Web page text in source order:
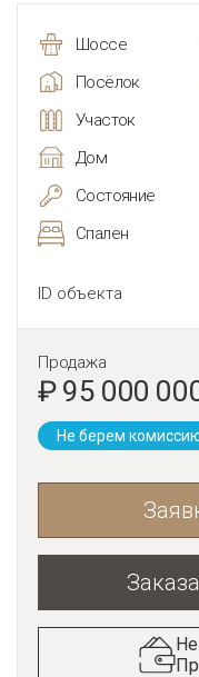
Шоссе
Посёлок
Участок
Дом
Состояние
Спален
ID объекта
Продажа
₽ 95 000
Не берем